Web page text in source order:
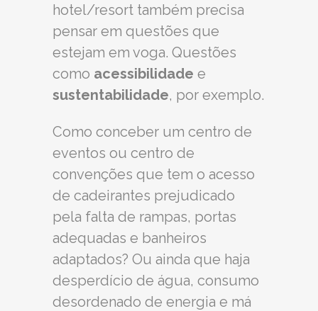
hotel/resort também precisa
pensar em questões que
estejam em voga. Questões
como acessibilidade e
sustentabilidade, por exemplo.
Como conceber um centro de
eventos ou centro de
convenções que tem o acesso
de cadeirantes prejudicado
pela falta de rampas, portas
adequadas e banheiros
adaptados? Ou ainda que haja
desperdício de água, consumo
desordenado de energia e má